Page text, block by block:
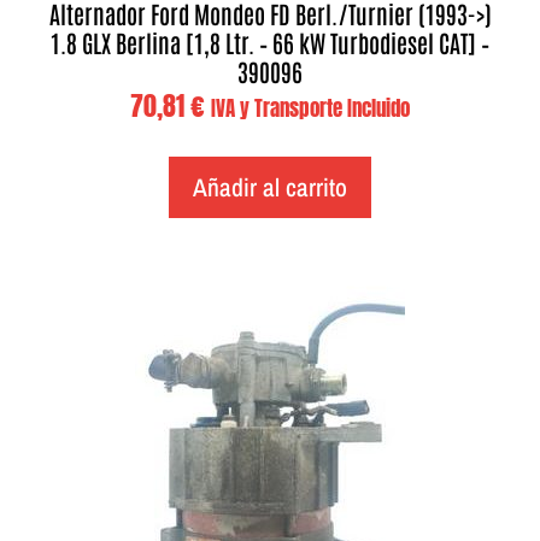
Alternador Ford Mondeo FD Berl./Turnier (1993->)
1.8 GLX Berlina [1,8 Ltr. – 66 kW Turbodiesel CAT] –
390096
70,81€ IVA y Transporte Incluido
Añadir al carrito